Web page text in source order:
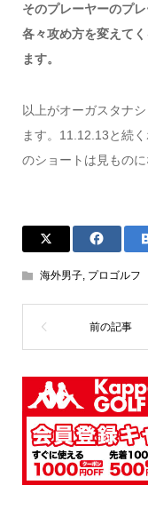
そのプレーヤーのプ
各々攻め方を変えて
ます。
以上がオーガスタナ
ます。11.12.13と続
のショートは見ものに
海外男子, プロゴルフ